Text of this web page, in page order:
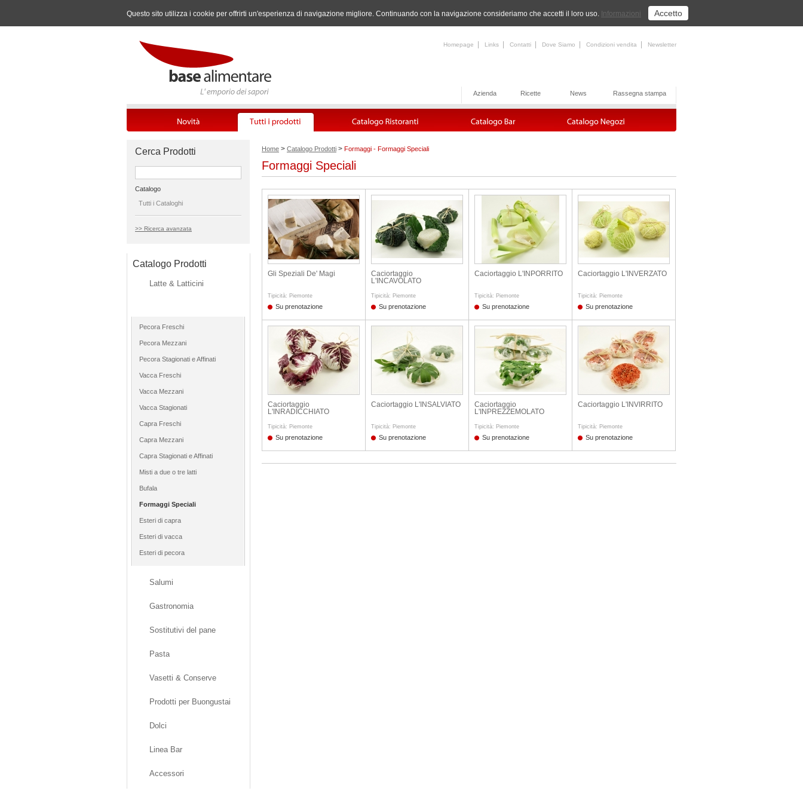
Questo sito utilizza i cookie per offrirti un'esperienza di navigazione migliore. Continuando con la navigazione consideriamo che accetti il loro uso. Informazioni Accetto
Homepage Links Contatti Dove Siamo Condizioni vendita Newsletter
Azienda Ricette News Rassegna stampa
Cerca Prodotti
Catalogo
Tutti i Cataloghi
>> Ricerca avanzata
Catalogo Prodotti
Latte & Latticini
Pecora Freschi
Pecora Mezzani
Pecora Stagionati e Affinati
Vacca Freschi
Vacca Mezzani
Vacca Stagionati
Capra Freschi
Capra Mezzani
Capra Stagionati e Affinati
Misti a due o tre latti
Bufala
Formaggi Speciali
Esteri di capra
Esteri di vacca
Esteri di pecora
Salumi
Gastronomia
Sostitutivi del pane
Pasta
Vasetti & Conserve
Prodotti per Buongustai
Dolci
Linea Bar
Accessori
Home > Catalogo Prodotti > Formaggi - Formaggi Speciali
Formaggi Speciali
Gli Speziali De' Magi
Tipicità: Piemonte
Su prenotazione
Caciortaggio
L'INCAVOLATO
Tipicità: Piemonte
Su prenotazione
Caciortaggio L'INPORRITO
Tipicità: Piemonte
Su prenotazione
Caciortaggio L'INVERZATO
Tipicità: Piemonte
Su prenotazione
Caciortaggio
L'INRADICCHIATO
Tipicità: Piemonte
Su prenotazione
Caciortaggio L'INSALVIATO
Tipicità: Piemonte
Su prenotazione
Caciortaggio
L'INPREZZEMOLATO
Tipicità: Piemonte
Su prenotazione
Caciortaggio L'INVIRRITO
Tipicità: Piemonte
Su prenotazione